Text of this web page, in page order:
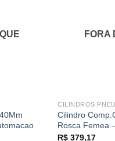
FORA
CILINDROS
Cilindro
Rosca Femea
R$ 379,17